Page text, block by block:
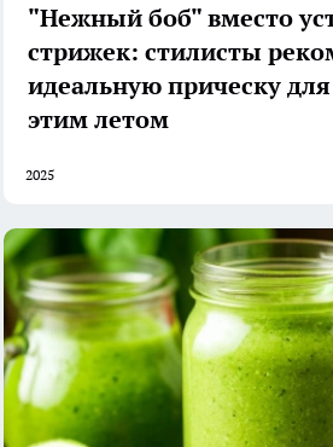
"Нежный боб" вместо
стрижек: стилисты
идеальную прическу
этим летом
2025